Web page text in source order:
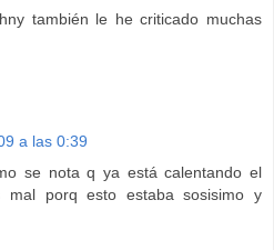
también le he criticado muchas
a las 0:39
se nota q ya está calentando el
mal porq esto estaba sosisimo y